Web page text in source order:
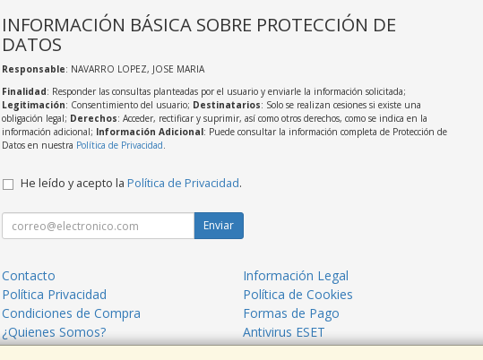
INFORMACIÓN BÁSICA SOBRE PROTECCIÓN DE
DATOS
Responsable: NAVARRO LOPEZ, JOSE MARIA
Finalidad: Responder las consultas planteadas por el usuario y enviarle la información solicitada;
Legitimación: Consentimiento del usuario; Destinatarios: Solo se realizan cesiones si existe una
obligación legal; Derechos: Acceder, rectificar y suprimir, así como otros derechos, como se indica en la
información adicional; Información Adicional: Puede consultar la información completa de Protección de
Datos en nuestra Política de Privacidad.
He leído y acepto la Política de Privacidad.
Enviar
Contacto
Información Legal
Política Privacidad
Política de Cookies
Condiciones de Compra
Formas de Pago
¿Quienes Somos?
Antivirus ESET
Servicios informáticos Mazarrón
Blog TecnoPC